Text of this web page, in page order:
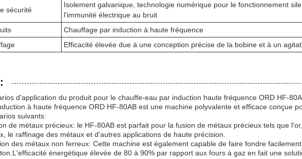
sécurité
Isolement galvanique, technologie numérique pour le fonctionnement
l'immunité électrique au bruit
Chauffage par induction à haute fréquence
Efficacité élevée due à une conception précise de la bobine et à un
d'application du produit pour le chauffe-eau par induction haute fréquence ORD HF-
à haute fréquence ORD HF-80AB est une machine polyvalente et efficace conçue
suivants:
de métaux précieux: le HF-80AB est parfait pour la fusion de métaux précieux tels que
le raffinage des métaux et d'autres applications de haute précision.
des métaux non ferreux: Cette machine est également capable de faire fondre
énergétique élevée de 80 à 90% par rapport aux fours à gaz en fait une